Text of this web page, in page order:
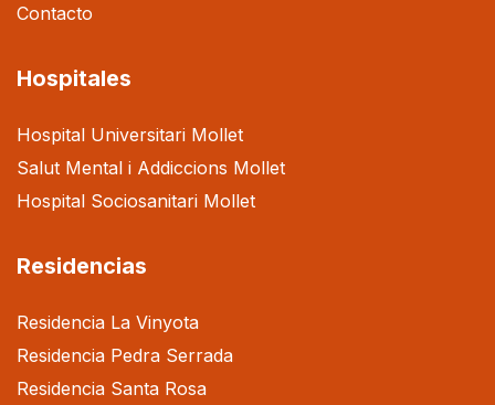
Contacto
Hospitales
Hospital Universitari Mollet
Salut Mental i Addiccions Mollet
Hospital Sociosanitari Mollet
Residencias
Residencia La Vinyota
Residencia Pedra Serrada
Residencia Santa Rosa